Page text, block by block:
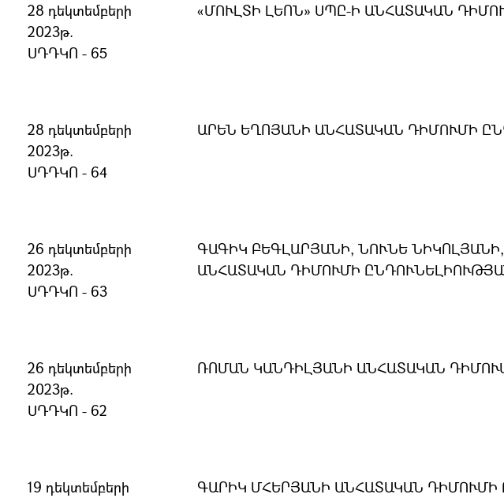
28 դեկտեմբերի
2023թ.
ՍԴԴԿՈ - 65
«ՄՈՒԼՏԻ ԼԵՈՆ» ՍՊԸ-Ի ԱՆՀԱՏԱԿԱՆ
28 դեկտեմբերի
2023թ.
ՍԴԴԿՈ - 64
ԱՐԵՆ ԵՂՈՅԱՆԻ ԱՆՀԱՏԱԿԱՆ ԴԻՄՈՒՄԻ
26 դեկտեմբերի
2023թ.
ՍԴԴԿՈ - 63
ԳԱԳԻԿ ԲԵԳԼԱՐՅԱՆԻ, ՆՈՒՆԵ
ԱՆՀԱՏԱԿԱՆ ԴԻՄՈՒՄԻ
26 դեկտեմբերի
2023թ.
ՍԴԴԿՈ - 62
ՌՈՄԱՆ ԿԱՆԴԻԼՅԱՆԻ ԱՆՀԱՏԱԿԱՆ
19 դեկտեմբերի
ԳԱՐԻԿ ՄՀԵՐՅԱՆԻ ԱՆՀԱՏԱԿԱՆ